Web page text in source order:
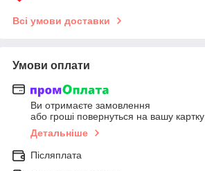
Всі умови доставки
Умови оплати
Ви отримаєте замовлення
або гроші повернуться на вашу картку
Детальніше
Післяплата